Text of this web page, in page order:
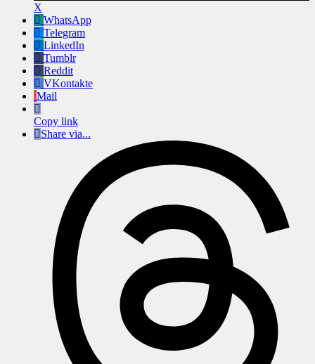
X
WhatsApp
Telegram
LinkedIn
Tumblr
Reddit
VKontakte
Mail
Copy link
Share via...